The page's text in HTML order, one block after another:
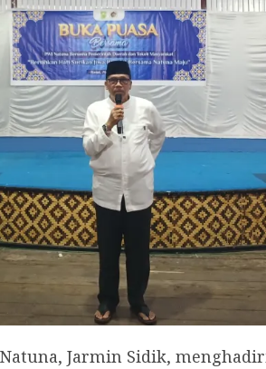
Jarmin Sidik,